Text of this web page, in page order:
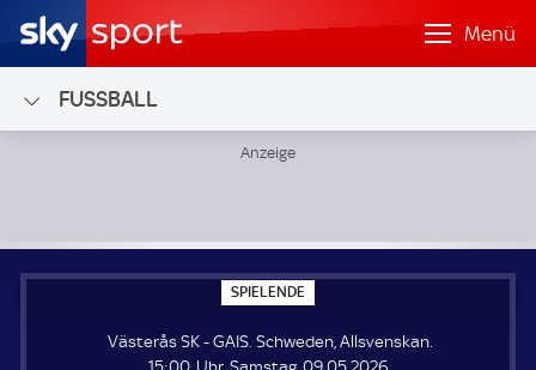
Menü
FUSSBALL
SPIELENDE
P
E
L
Västerås SK - GAIS. Schweden, Allsvenskan.